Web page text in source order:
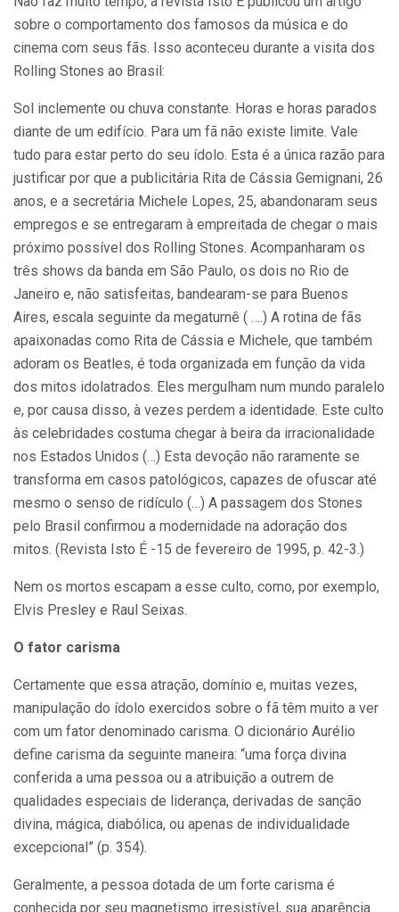
sobre o comportamento dos famosos da música e do
cinema com seus fãs. Isso aconteceu durante a visita dos
Rolling Stones ao Brasil:
Sol inclemente ou chuva constante. Horas e horas parados
diante de um edifício. Para um fã não existe limite. Vale
tudo para estar perto do seu ídolo. Esta é a única razão para
justificar por que a publicitária Rita de Cássia Gemignani, 26
anos, e a secretária Michele Lopes, 25, abandonaram seus
empregos e se entregaram à empreitada de chegar o mais
próximo possível dos Rolling Stones. Acompanharam os
três shows da banda em São Paulo, os dois no Rio de
Janeiro e, não satisfeitas, bandearam-se para Buenos
Aires, escala seguinte da megaturnê ( ….) A rotina de fãs
apaixonadas como Rita de Cássia e Michele, que também
adoram os Beatles, é toda organizada em função da vida
dos mitos idolatrados. Eles mergulham num mundo paralelo
e, por causa disso, à vezes perdem a identidade. Este culto
às celebridades costuma chegar à beira da irracionalidade
nos Estados Unidos (…) Esta devoção não raramente se
transforma em casos patológicos, capazes de ofuscar até
mesmo o senso de ridículo (…) A passagem dos Stones
pelo Brasil confirmou a modernidade na adoração dos
mitos. (Revista Isto É -15 de fevereiro de 1995, p. 42-3.)
Nem os mortos escapam a esse culto, como, por exemplo,
Elvis Presley e Raul Seixas.
O fator carisma
Certamente que essa atração, domínio e, muitas vezes,
manipulação do ídolo exercidos sobre o fã têm muito a ver
com um fator denominado carisma. O dicionário Aurélio
define carisma da seguinte maneira: “uma força divina
conferida a uma pessoa ou a atribuição a outrem de
qualidades especiais de liderança, derivadas de sanção
divina, mágica, diabólica, ou apenas de individualidade
excepcional” (p. 354).
Geralmente, a pessoa dotada de um forte carisma é
conhecida por seu magnetismo irresistível, sua aparência